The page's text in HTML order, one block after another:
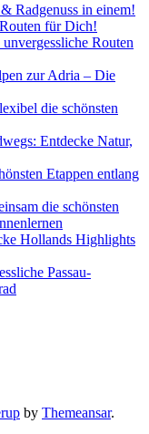
Radgenuss in einem!
für Dich!
Routen
zur Adria – Die
die schönsten
Entdecke Natur,
Etappen entlang
die schönsten
Hollands Highlights
Passau-
by Themeansar.